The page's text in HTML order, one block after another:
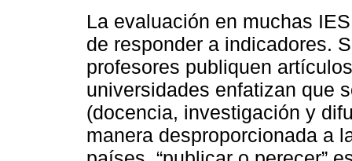
La evaluación en muchas
de responder a indicadores.
profesores publiquen
universidades enfatizan que
(docencia, investigación y
manera desproporcionada a